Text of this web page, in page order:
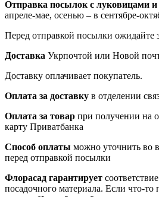
Отправка посылок с луковицами
апреле-мае, осенью – в сентябре-
Перед отправкой посылки ожидайте
Доставка Укрпочтой или Новой
Доставку оплачивает покупатель.
Оплата за доставку в отделении
Оплата за товар при получении на
карту Приватбанка
Способ оплаты можно уточнить во
перед отправкой посылки
Флорасад гарантирует
посадочного материала. Если что-